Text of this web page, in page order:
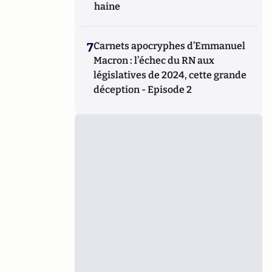
haine
7Carnets apocryphes d’Emmanuel
Macron : l’échec du RN aux
législatives de 2024, cette grande
déception - Episode 2